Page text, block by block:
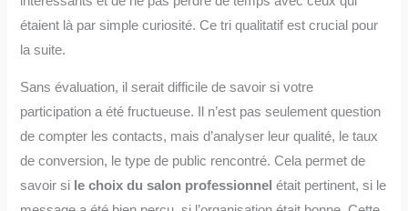
étaient là par simple curiosité. Ce tri qualitatif est crucial pour
la suite.
Sans évaluation, il serait difficile de savoir si votre
participation a été fructueuse. Il n’est pas seulement question
de compter les contacts, mais d’analyser leur qualité, le taux
de conversion, le type de public rencontré. Cela permet de
savoir si le choix du salon professionnel était pertinent, si le